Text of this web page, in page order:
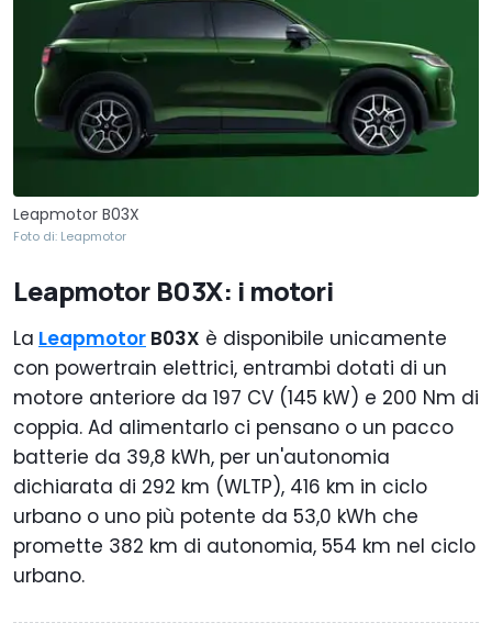
Leapmotor B03X
Foto di: Leapmotor
Leapmotor B03X: i motori
La Leapmotor B03X è disponibile unicamente
con powertrain elettrici, entrambi dotati di un
motore anteriore da 197 CV (145 kW) e 200 Nm di
coppia. Ad alimentarlo ci pensano o un pacco
batterie da 39,8 kWh, per un'autonomia
dichiarata di 292 km (WLTP), 416 km in ciclo
urbano o uno più potente da 53,0 kWh che
promette 382 km di autonomia, 554 km nel ciclo
urbano.